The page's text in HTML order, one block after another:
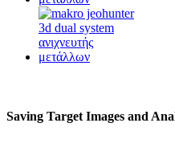
Saving Target Images and